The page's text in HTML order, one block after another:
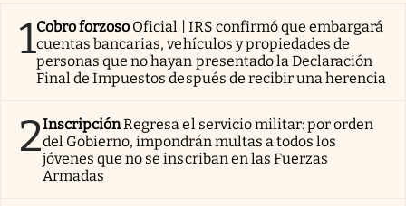
1Cobro forzoso Oficial | IRS confirmó que embargará
cuentas bancarias, vehículos y propiedades de
personas que no hayan presentado la Declaración
Final de Impuestos después de recibir una herencia
2InscripciónRegresa el servicio militar: por orden
del Gobierno, impondrán multas a todos los
jóvenes que no se inscriban en las Fuerzas
Armadas